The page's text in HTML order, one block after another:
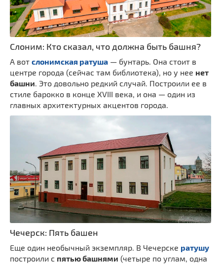
Слоним: Кто сказал, что должна быть башня?
А вот слонимская ратуша — бунтарь. Она стоит в
центре города (сейчас там библиотека), но у нее нет
башни . Это довольно редкий случай. Построили ее в
стиле барокко в конце XVIII века, и она — один из
главных архитектурных акцентов города.
Чечерск: Пять башен
Еще один необычный экземпляр. В Чечерске ратушу
построили с пятью башнями (четыре по углам, одна